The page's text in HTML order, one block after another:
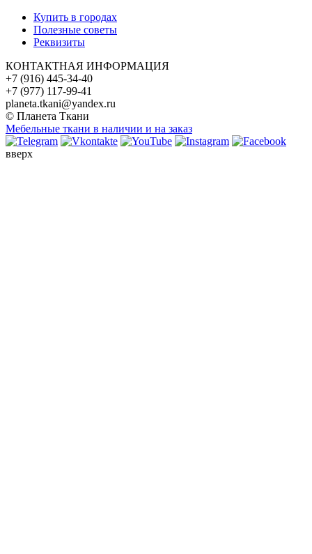
Купить в городах
Полезные советы
Реквизиты
КОНТАКТНАЯ ИНФОРМАЦИЯ
+7 (916) 445-34-40
+7 (977) 117-99-41
planeta.tkani@yandex.ru
© Планета Ткани
Мебельные ткани в наличии и на заказ
вверх